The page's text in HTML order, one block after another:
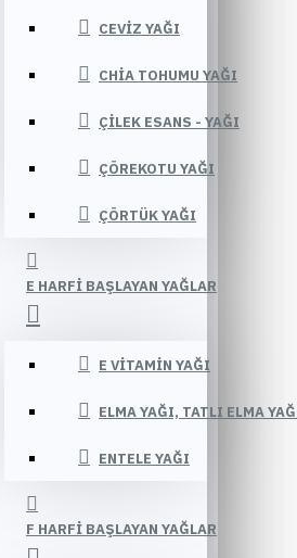
CEVIZ YAĞI
CHIA TOHUMU YAĞI
ÇILEK ESANS - YAĞI
ÇÖREKOTU YAĞI
ÇÖRTÜK YAĞI
E HARFI BAŞLAYAN YAĞLAR
E VITAMIN YAĞI
ELMA YAĞI, TATLI ELMA
ENTELE YAĞI
F HARFI BAŞLAYAN YAĞLAR